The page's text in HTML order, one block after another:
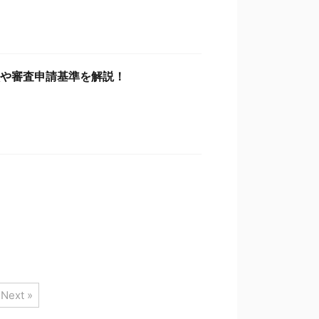
審査申請基準を解説！
Next »